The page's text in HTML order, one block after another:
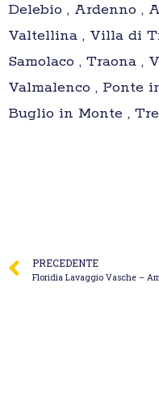
Delebio , Ardenno ,
Valtellina , Villa di
Samolaco , Traona ,
Valmalenco , Ponte
Buglio in Monte ,
PRECEDENTE